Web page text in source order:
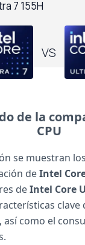
7 155H
VS
de la
CPU
se muestran
deIntel
deIntel Core
clave
como el